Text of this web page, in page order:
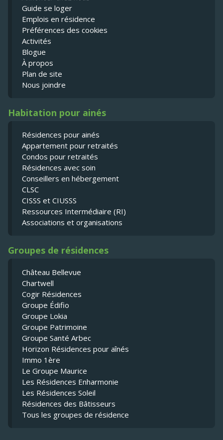
Guide se loger
Emplois en résidence
Préférences des cookies
Activités
Blogue
À propos
Plan de site
Nous joindre
Habitation pour ainés
Résidences pour ainés
Appartement pour retraités
Condos pour retraités
Résidences avec soin
Conseillers en hébergement
CLSC
CISSS et CIUSSS
Ressources Intermédiaire (RI)
Associations et organisations
Groupes de résidences
Château Bellevue
Chartwell
Cogir Résidences
Groupe Édifio
Groupe Lokia
Groupe Patrimoine
Groupe Santé Arbec
Horizon Résidences pour aînés
Immo 1ère
Le Groupe Maurice
Les Résidences Enharmonie
Les Résidences Soleil
Résidences des Bâtisseurs
Tous les groupes de résidence